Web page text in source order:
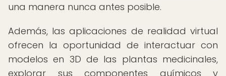
una manera nunca antes posible.
Además, las aplicaciones de realidad virtual
ofrecen la oportunidad de interactuar con
modelos en 3D de las plantas medicinales,
explorar sus componentes químicos y